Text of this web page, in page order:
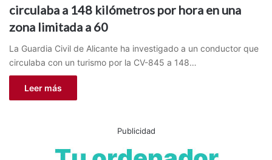
circulaba a 148 kilómetros por hora en una
zona limitada a 60
La Guardia Civil de Alicante ha investigado a un conductor que
circulaba con un turismo por la CV-845 a 148…
Leer más
Publicidad